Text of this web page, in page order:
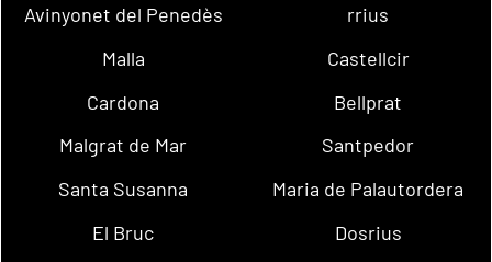
Avinyonet del Penedès
rrius
Malla
Castellcir
Cardona
Bellprat
Malgrat de Mar
Santpedor
Santa Susanna
Maria de Palautordera
El Bruc
Dosrius